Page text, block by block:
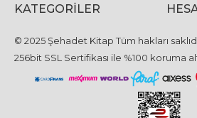
KATEGORILER
© 2025 Şehadet Kitap Tüm hakları
256bit SSL Sertifikası ile %100 koruma